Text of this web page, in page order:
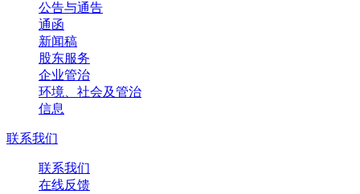
公告与通告
通函
新闻稿
股东服务
企业管治
环境、社会及管治
信息
联系我们
联系我们
在线反馈